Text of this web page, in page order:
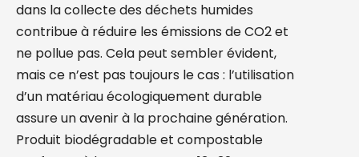
dans la collecte des déchets humides
contribue à réduire les émissions de CO2 et
ne pollue pas. Cela peut sembler évident,
mais ce n’est pas toujours le cas : l’utilisation
d’un matériau écologiquement durable
assure un avenir à la prochaine génération.
Produit biodégradable et compostable